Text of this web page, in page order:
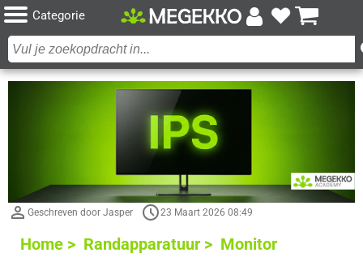
Categorie
Geschreven door Jasper 23 Maart 2026 08:49
Home > Randapparatuur > Monitor